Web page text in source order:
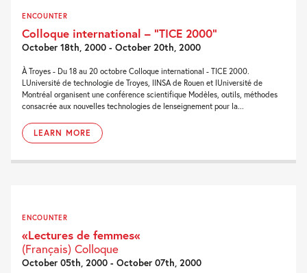
ENCOUNTER
Colloque international – “TICE 2000”
October 18th, 2000 - October 20th, 2000
À Troyes - Du 18 au 20 octobre Colloque international - TICE 2000.
LUniversité de technologie de Troyes, lINSA de Rouen et lUniversité de
Montréal organisent une conférence scientifique Modèles, outils, méthodes
consacrée aux nouvelles technologies de lenseignement pour la...
LEARN MORE
ENCOUNTER
«Lectures de femmes«
(Français) Colloque
October 05th, 2000 - October 07th, 2000